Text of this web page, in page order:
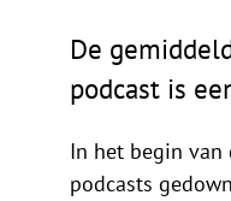
De
podcast is
In het begin van
podcasts